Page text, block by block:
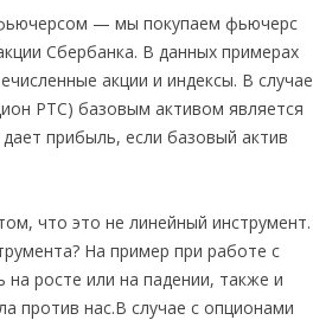
— мы покупаем фьючерс
Сбербанка. В данных примерах
акции и индексы. В случае
РТС) базовым активом является
дает прибыль, если базовый актив
что это не линейный инструмент.
На пример при работе с
росте или на падении, также и
против нас.В случае с опционами